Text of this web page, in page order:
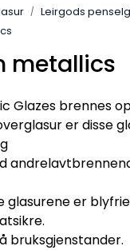
Leirgods
metallics
Glazes brennes
er disse
glasurene er
bruksgjenstander.